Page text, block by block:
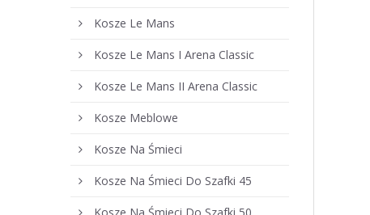
Kosze Le Mans
Kosze Le Mans I Arena Classic
Kosze Le Mans II Arena Classic
Kosze Meblowe
Kosze Na Śmieci
Kosze Na Śmieci Do Szafki 45
Kosze Na Śmieci Do Szafki 50